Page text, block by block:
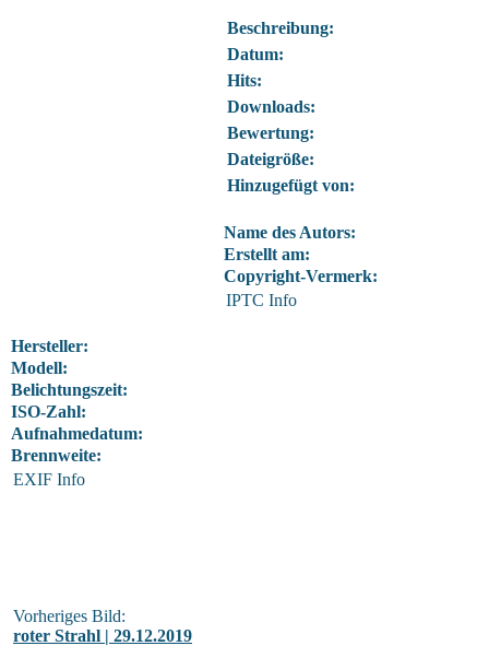
Beschreibung:
Datum:
Hits:
Downloads:
Bewertung:
Dateigröße:
Hinzugefügt von:
Name des Autors:
Erstellt am:
Copyright-Vermerk:
IPTC Info
Hersteller:
Modell:
Belichtungszeit:
ISO-Zahl:
Aufnahmedatum:
Brennweite:
EXIF Info
Vorheriges Bild:
roter Strahl | 29.12.2019